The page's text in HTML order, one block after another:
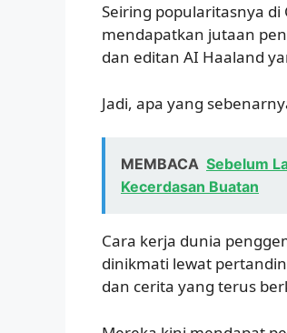
Seiring popularitasnya
mendapatkan jutaan
dan editan AI Haaland
Jadi, apa yang
MEMBACA Sebelum
Kecerdasan Buatan
Cara kerja dunia
dinikmati lewat
dan cerita yang terus